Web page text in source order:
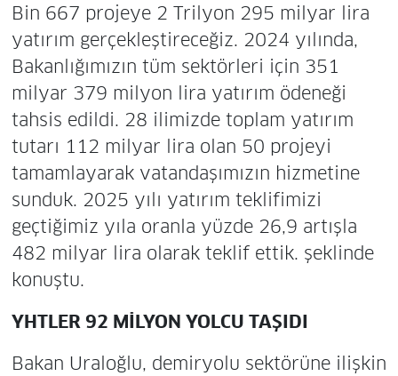
Bin 667 projeye 2 Trilyon 295 milyar lira
yatırım gerçekleştireceğiz. 2024 yılında,
Bakanlığımızın tüm sektörleri için 351
milyar 379 milyon lira yatırım ödeneği
tahsis edildi. 28 ilimizde toplam yatırım
tutarı 112 milyar lira olan 50 projeyi
tamamlayarak vatandaşımızın hizmetine
sunduk. 2025 yılı yatırım teklifimizi
geçtiğimiz yıla oranla yüzde 26,9 artışla
482 milyar lira olarak teklif ettik. şeklinde
konuştu.
YHTLER 92 MİLYON YOLCU TAŞIDI
Bakan Uraloğlu, demiryolu sektörüne ilişkin